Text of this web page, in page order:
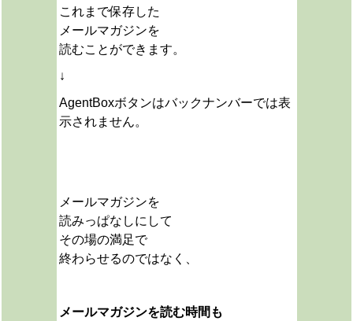
これまで保存した
メールマガジンを
読むことができます。
↓
AgentBoxボタンはバックナンバーでは表
示されません。
メールマガジンを
読みっぱなしにして
その場の満足で
終わらせるのではなく、
メールマガジンを読む時間も